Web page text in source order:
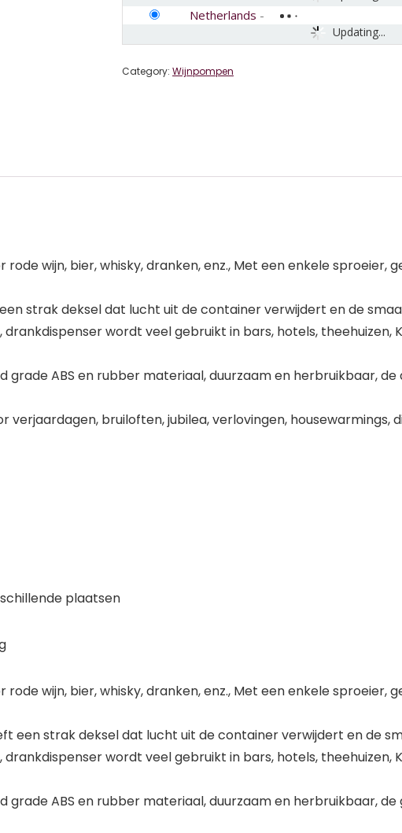
Updating...
Netherlands -
Category: Wijnpompen
wijn, bier, whisky, dranken, enz., Met een enkele sproeier,
strak deksel dat lucht uit de container verwijdert en de
wordt veel gebruikt in bars, hotels, theehuizen,
ABS en rubber materiaal, duurzaam en herbruikbaar,
verjaardagen, bruiloften, jubilea, verlovingen,
plaatsen
wijn, bier, whisky, dranken, enz., Met een enkele sproeier,
een strak deksel dat lucht uit de container verwijdert en de
wordt veel gebruikt in bars, hotels, theehuizen,
ABS en rubber materiaal, duurzaam en herbruikbaar,